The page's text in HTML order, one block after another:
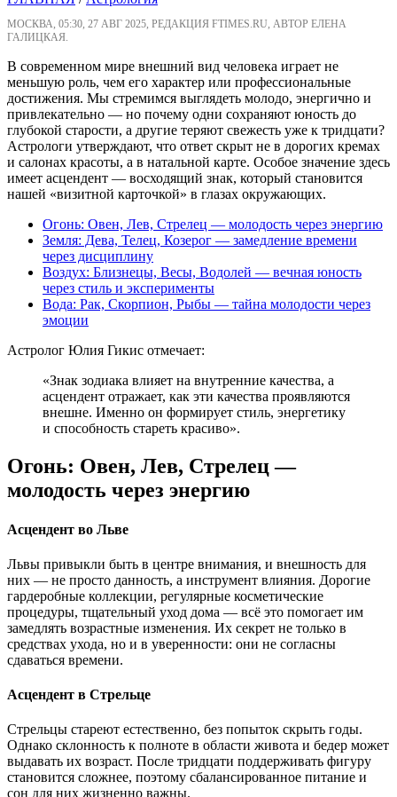
МОСКВА, 05:30, 27 АВГ 2025, РЕДАКЦИЯ FTIMES.RU, АВТОР ЕЛЕНА
ГАЛИЦКАЯ.
В современном мире внешний вид человека играет не
меньшую роль, чем его характер или профессиональные
достижения. Мы стремимся выглядеть молодо, энергично и
привлекательно — но почему одни сохраняют юность до
глубокой старости, а другие теряют свежесть уже к тридцати?
Астрологи утверждают, что ответ скрыт не в дорогих кремах
и салонах красоты, а в натальной карте. Особое значение здесь
имеет асцендент — восходящий знак, который становится
нашей «визитной карточкой» в глазах окружающих.
Огонь: Овен, Лев, Стрелец — молодость через энергию
Земля: Дева, Телец, Козерог — замедление времени
через дисциплину
Воздух: Близнецы, Весы, Водолей — вечная юность
через стиль и эксперименты
Вода: Рак, Скорпион, Рыбы — тайна молодости через
эмоции
Астролог Юлия Гикис отмечает:
«Знак зодиака влияет на внутренние качества, а
асцендент отражает, как эти качества проявляются
внешне. Именно он формирует стиль, энергетику
и способность стареть красиво».
Огонь: Овен, Лев, Стрелец —
молодость через энергию
Асцендент во Льве
Львы привыкли быть в центре внимания, и внешность для
них — не просто данность, а инструмент влияния. Дорогие
гардеробные коллекции, регулярные косметические
процедуры, тщательный уход дома — всё это помогает им
замедлять возрастные изменения. Их секрет не только в
средствах ухода, но и в уверенности: они не согласны
сдаваться времени.
Асцендент в Стрельце
Стрельцы стареют естественно, без попыток скрыть годы.
Однако склонность к полноте в области живота и бедер может
выдавать их возраст. После тридцати поддерживать фигуру
становится сложнее, поэтому сбалансированное питание и
сон для них жизненно важны.